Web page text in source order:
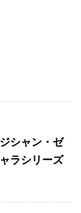
シャン・ゼ
ラシリーズ